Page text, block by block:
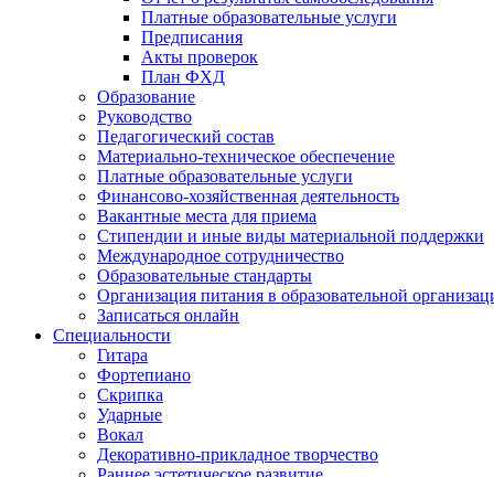
Платные образовательные услуги
Предписания
Акты проверок
План ФХД
Образование
Руководство
Педагогический состав
Материально-техническое обеспечение
Платные образовательные услуги
Финансово-хозяйственная деятельность
Вакантные места для приема
Стипендии и иные виды материальной поддержки
Международное сотрудничество
Образовательные стандарты
Организация питания в образовательной
Записаться онлайн
Специальности
Гитара
Фортепиано
Скрипка
Ударные
Вокал
Декоративно-прикладное творчество